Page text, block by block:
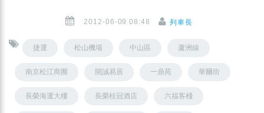
2012-06-09 08:48 列車長
捷運 松山機場 中山區 蘆洲線
南京松江商圈 開誠易居 一鼎苑 華爾街
長榮海運大樓 長榮桂冠酒店 六福客棧